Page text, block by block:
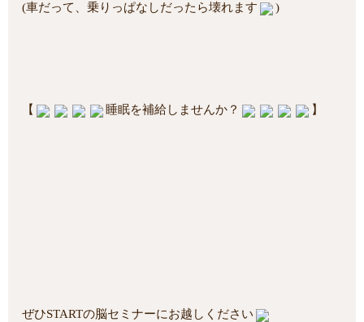
(車だって、乗りっぱなしだったら壊れます )
【 睡眠を補給しませんか？ 】
ぜひSTARTの脳セミナーにお越しください